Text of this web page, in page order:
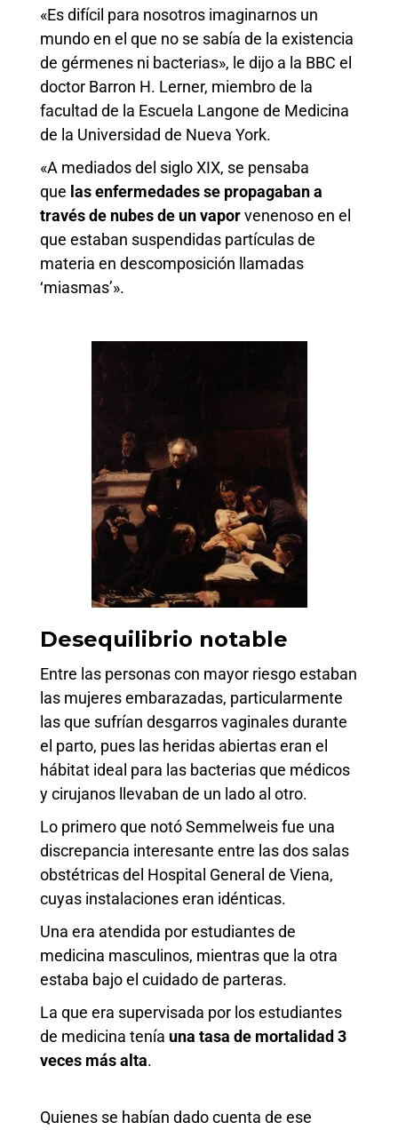
«Es difícil para nosotros imaginarnos un
mundo en el que no se sabía de la existencia
de gérmenes ni bacterias», le dijo a la BBC el
doctor Barron H. Lerner, miembro de la
facultad de la Escuela Langone de Medicina
de la Universidad de Nueva York.
«A mediados del siglo XIX, se pensaba
que las enfermedades se propagaban a
través de nubes de un vaporvenenoso en el
que estaban suspendidas partículas de
materia en descomposición llamadas
‘miasmas’».
Desequilibrio notable
Entre las personas con mayor riesgo estaban
las mujeres embarazadas, particularmente
las que sufrían desgarros vaginales durante
el parto, pues las heridas abiertas eran el
hábitat ideal para las bacterias que médicos
y cirujanos llevaban de un lado al otro.
Lo primero que notó Semmelweis fue una
discrepancia interesante entre las dos salas
obstétricas del Hospital General de Viena,
cuyas instalaciones eran idénticas.
Una era atendida por estudiantes de
medicina masculinos, mientras que la otra
estaba bajo el cuidado de parteras.
La que era supervisada por los estudiantes
de medicina tenía una tasa de mortalidad3
veces más alta.
Quienes se habían dado cuenta de ese